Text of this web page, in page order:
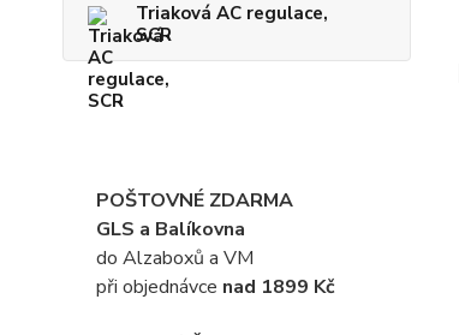
Triaková AC regulace,
SCR
POŠTOVNÉ ZDARMA
GLS a Balíkovna
do Alzaboxů a VM
při objednávce nad 1899 Kč